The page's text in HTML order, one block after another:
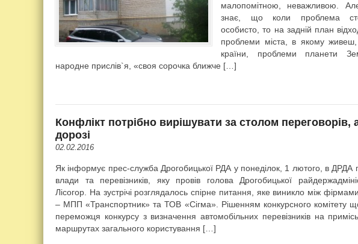
малопомітною, неважливою.
знає, що коли проблема
особисто, то на задній план
проблеми міста, в якому
країни, проблеми планети
народне прислів`я, «своя сорочка ближче […]
Конфлікт потрібно вирішувати за столом переговорів,
дорозі
02.02.2016
Як інформує прес-служба Дрогобицької РДА у понеділок, 1 лютого, в ДРДА
влади та перевізників, яку провів голова Дрогобицької
Лісогор. На зустрічі розглядалось спірне питання, яке виникло між
– МПП «Транспортник» та ТОВ «Сігма». Рішенням конкурсного комітету
переможця конкурсу з визначення автомобільних перевізників на
маршрутах загального користування […]